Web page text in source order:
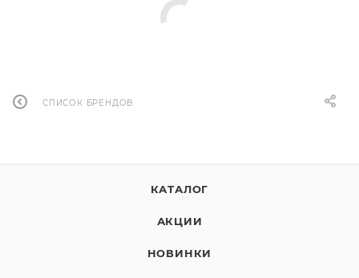
СПИСОК БРЕНДОВ
КАТАЛОГ
АКЦИИ
НОВИНКИ